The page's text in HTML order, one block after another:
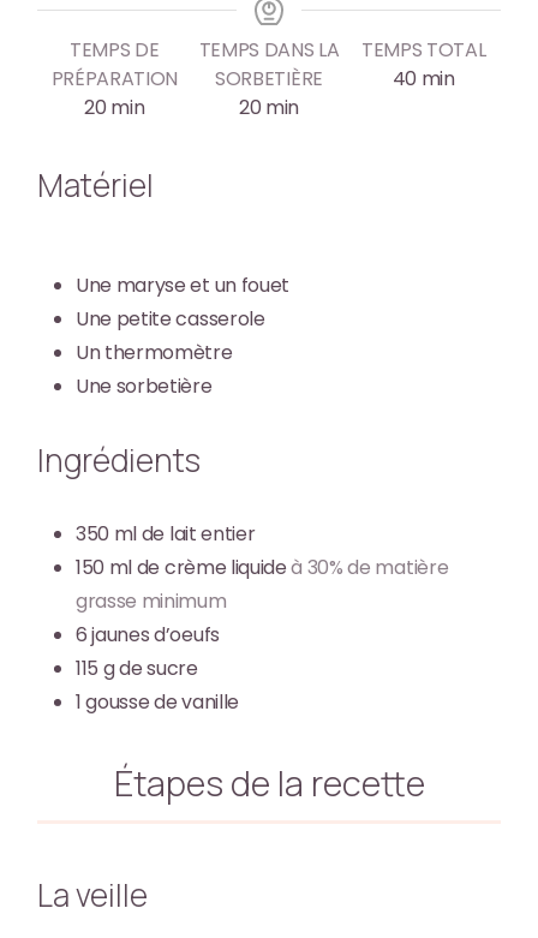
TEMPS DE
PRÉPARATION
20 min
TEMPS DANS LA
SORBETIÈRE
20 min
TEMPS TOTAL
40 min
Matériel
Une maryse et un fouet
Une petite casserole
Un thermomètre
Une sorbetière
Ingrédients
350 mlde lait entier
150 mlde crème liquideà 30% de matière
grasse minimum
6jaunes d’oeufs
115 gde sucre
1gousse de vanille
Étapes de la recette
La veille